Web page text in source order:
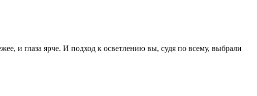
и глаза ярче. И подход к осветлению вы, судя по всему, выбрали